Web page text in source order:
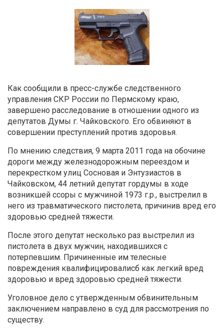
Как сообщили в пресс-службе следственного
управления СКР России по Пермскому краю,
завершено расследование в отношении одного из
депутатов Думы г. Чайковского. Его обвиняют в
совершении преступлений против здоровья.
По мнению следствия, 9 марта 2011 года на обочине
дороги между железнодорожным переездом и
перекрестком улиц Сосновая и Энтузиастов в
Чайковском, 44 летний депутат гордумы в ходе
возникшей ссоры с мужчиной 1973 г.р., выстрелил в
него из травматического пистолета, причинив вред его
здоровью средней тяжести.
После этого депутат несколько раз выстрелил из
пистолета в двух мужчин, находившихся с
потерпевшим. Причиненные им телесные
повреждения квалифицировалисб как легкий вред
здоровью и вред здоровью средней тяжести.
Уголовное дело с утвержденным обвинительным
заключением направлено в суд для рассмотрения по
существу.